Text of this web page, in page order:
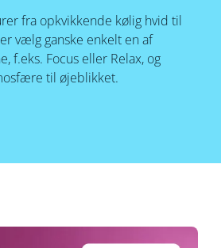
fra opkvikkende kølig hvid til
vælg ganske enkelt en af
f.eks. Focus eller Relax, og
til øjeblikket.